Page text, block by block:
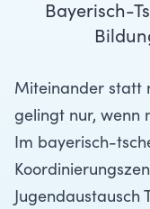
Bayerisch-
Miteinander statt
gelingt nur, wenn
Im bayerisch-
Jugendaustausch